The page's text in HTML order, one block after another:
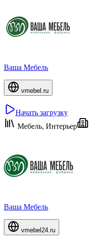
Ваша Мебель
vmebel.ru
Начать загрузку
Мебель, Интерьер
Ваша Мебель
vmebel24.ru